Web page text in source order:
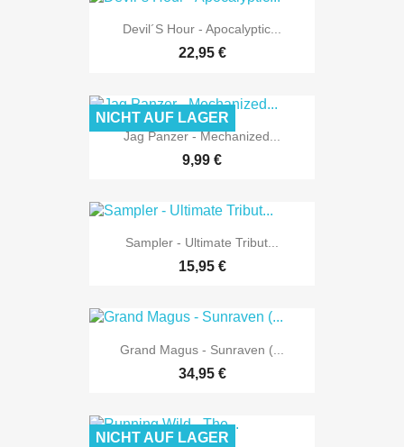
Devil´s Hour - Apocalyptic...
22,95 €
Jag Panzer - Mechanized...
9,99 €
NICHT AUF LAGER
Sampler - Ultimate Tribut...
15,95 €
Grand Magus - Sunraven (...
34,95 €
NICHT AUF LAGER